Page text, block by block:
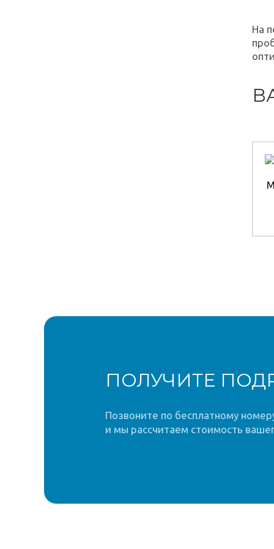
На
ПОЛУЧИТЕ
Позвоните по бесплатному
и мы рассчитаем стоимость